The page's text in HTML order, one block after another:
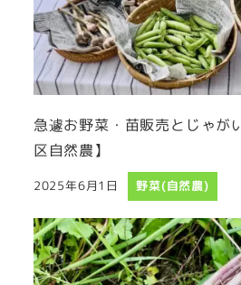
急遽お野菜・苗販売とじゃが
区自然農】
投稿日
2025年6月1日 野菜(自然農)